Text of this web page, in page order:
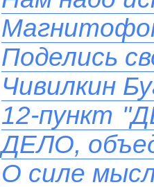
Поделись
Чивилкин
12-пункт
ДЕЛО,
О силе